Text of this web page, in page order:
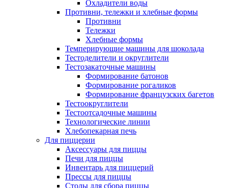
Охладители воды
Противни, тележки и хлебные формы
Противни
Тележки
Хлебные формы
Темперирующие машины для шоколада
Тестоделители и округлители
Тестозакаточные машины
Формирование батонов
Формирование рогаликов
Формирование французских багетов
Тестоокруглители
Тестоотсадочные машины
Технологические линии
Хлебопекарная печь
Для пиццерии
Аксессуары для пиццы
Печи для пиццы
Инвентарь для пиццерий
Прессы для пиццы
Столы для сбора пиццы